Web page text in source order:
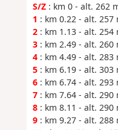
S/Z: km 0 - alt. 262
1 : km 0.22 - alt. 257
2: km 1.13 - alt. 254
3: km 2.49 - alt. 260
4: km 4.49 - alt. 283
5: km 6.19 - alt. 303
6: km 6.74 - alt. 293
7: km 7.64 - alt. 290
8: km 8.11 - alt. 290
9: km 9.27 - alt. 288